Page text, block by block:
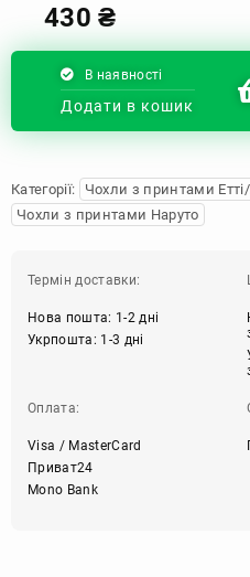
430₴
В наявності
Додати в кошик
Категорії:
Чохли з принтами
Чохли з принтами Наруто
Термін доставки:
Нова пошта: 1-2 дні
Укрпошта: 1-3 дні
Оплата:
Visa / MasterCard
Приват24
Mono Bank